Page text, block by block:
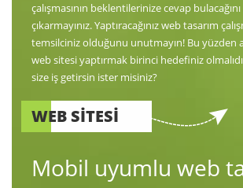
çalışmasının beklentilerinize cevap bulacağını
çıkarmayınız. Yaptıracağınız web tasarım
temsilciniz olduğunu unutmayın! Bu yüzden
web sitesi yaptırmak birinci hedefiniz
size iş getirsin ister misiniz?
WEB SİTESİ
Mobil uyumlu web